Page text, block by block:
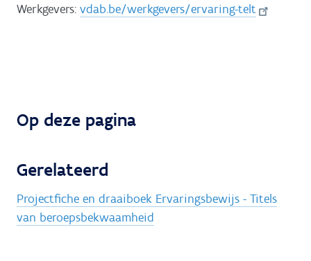
Werkgevers: vdab.be/werkgevers/ervaring-telt
Op deze pagina
Gerelateerd
Projectfiche en draaiboek Ervaringsbewijs - Titels
van beroepsbekwaamheid